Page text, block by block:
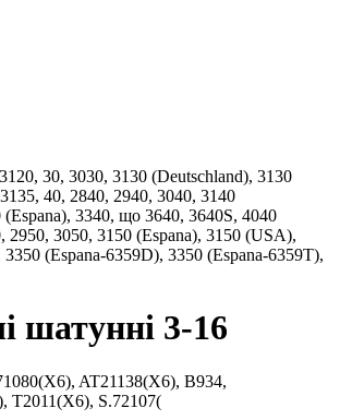
30, 3030, 3130 (Deutschland), 3130
40, 2840, 2940, 3040, 3140
3340, що 3640, 3640S, 4040
2950, ​​3050, 3150 (Espana), 3150 (USA),
(Espana-6359D), 3350 (Espana-6359T),
шатунні 3-16
AT21138(X6), B934,
T2011(X6), S.72107(